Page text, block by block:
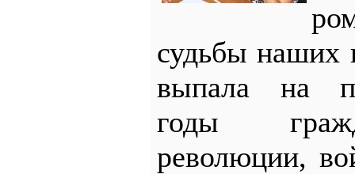
судьбы наших
выпала на
годы
революции,